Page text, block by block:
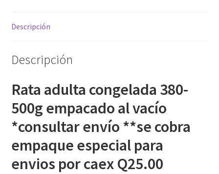
y
cantidad
Descripción
Descripción
Rata adulta congelada 380-
500g empacado al vacío
*consultar envío **se cobra
empaque especial para
envios por caex Q25.00